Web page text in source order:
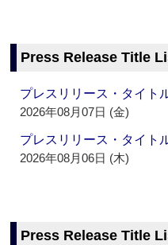
Press Release Title
プレスリリース・タイ
2026年08月07日 (金)
プレスリリース・タイ
2026年08月06日 (木)
Press Release Title